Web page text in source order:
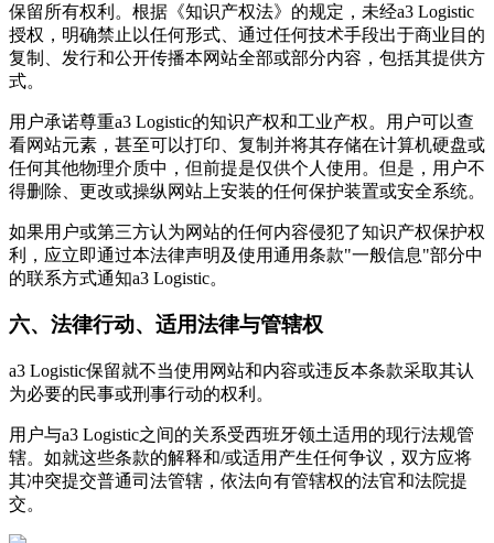
保留所有权利。根据《知识产权法》的规定，未经a3 Logistic
授权，明确禁止以任何形式、通过任何技术手段出于商业目的
复制、发行和公开传播本网站全部或部分内容，包括其提供方
式。
用户承诺尊重a3 Logistic的知识产权和工业产权。用户可以查
看网站元素，甚至可以打印、复制并将其存储在计算机硬盘或
任何其他物理介质中，但前提是仅供个人使用。但是，用户不
得删除、更改或操纵网站上安装的任何保护装置或安全系统。
如果用户或第三方认为网站的任何内容侵犯了知识产权保护权
利，应立即通过本法律声明及使用通用条款"一般信息"部分中
的联系方式通知a3 Logistic。
六、法律行动、适用法律与管辖权
a3 Logistic保留就不当使用网站和内容或违反本条款采取其认
为必要的民事或刑事行动的权利。
用户与a3 Logistic之间的关系受西班牙领土适用的现行法规管
辖。如就这些条款的解释和/或适用产生任何争议，双方应将
其冲突提交普通司法管辖，依法向有管辖权的法官和法院提
交。